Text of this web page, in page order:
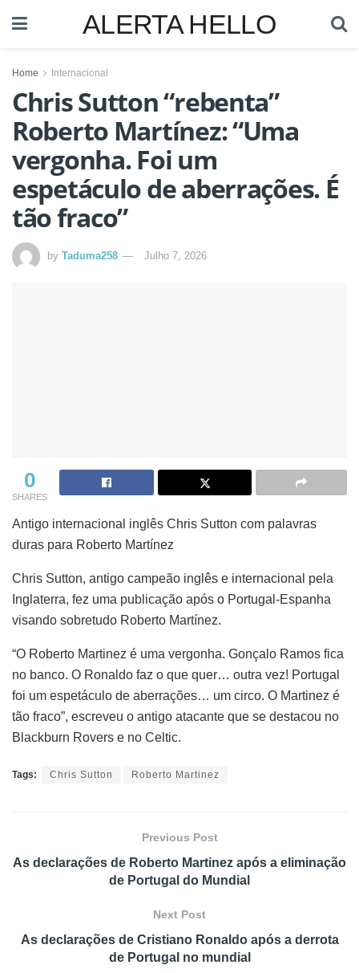
ALERTA HELLO
Home Internacional
Chris Sutton “rebenta”
Roberto Martínez: “Uma
vergonha. Foi um
espetáculo de aberrações. É
tão fraco”
by Taduma258 Julho 7, 2026
0
SHARES
Antigo internacional inglês Chris Sutton com palavras
duras para Roberto Martínez
Chris Sutton, antigo campeão inglês e internacional pela
Inglaterra, fez uma publicação após o Portugal-Espanha
visando sobretudo Roberto Martínez.
“O Roberto Martinez é uma vergonha. Gonçalo Ramos fica
no banco. O Ronaldo faz o que quer… outra vez! Portugal
foi um espetáculo de aberrações… um circo. O Martinez é
tão fraco”, escreveu o antigo atacante que se destacou no
Blackburn Rovers e no Celtic.
Tags: Chris Sutton Roberto Martinez
Previous Post
As declarações de Roberto Martinez após a eliminação
de Portugal do Mundial
Next Post
As declarações de Cristiano Ronaldo após a derrota
de Portugal no mundial